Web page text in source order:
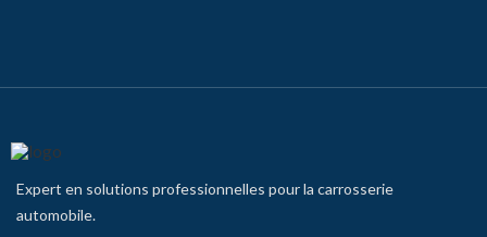
Expert en solutions professionnelles pour la carrosserie
automobile.